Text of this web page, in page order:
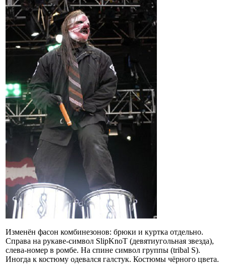
Изменён фасон комбинезонов: брюки и куртка отдельно.
Справа на рукаве-символ SlipKnoT (девятиугольная звезда),
слева-номер в ромбе. На спине символ группы (tribal S).
Иногда к костюму одевался галстук. Костюмы чёрного цвета.